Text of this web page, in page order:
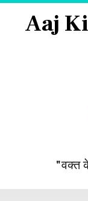
Aaj
"वक्त